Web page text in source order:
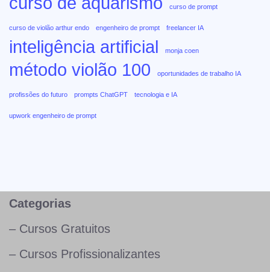
curso de prompt
curso de violão arthur endo engenheiro de prompt freelancer IA
inteligência artificial monja coen
método violão 100 oportunidades de trabalho IA
profissões do futuro prompts ChatGPT tecnologia e IA
upwork engenheiro de prompt
Categorias
– Cursos Gratuitos
– Cursos Profissionalizantes